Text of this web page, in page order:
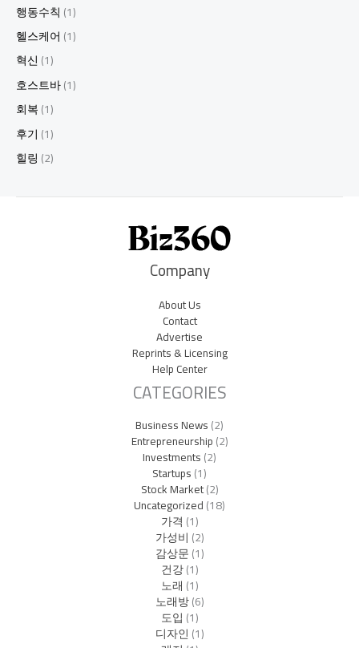
행동수칙 (1)
헬스케어 (1)
혁신(1)
호스트바(1)
회복(1)
후기 (1)
힐링 (2)
Company
About Us
Contact
Advertise
Reprints & Licensing
Help Center
CATEGORIES
Business News(2)
Entrepreneurship(2)
Investments(2)
Startups(1)
Stock Market(2)
Uncategorized(18)
가격 (1)
가성비 (2)
감상문(1)
건강(1)
노래 (1)
노래방(6)
도입 (1)
디자인(1)